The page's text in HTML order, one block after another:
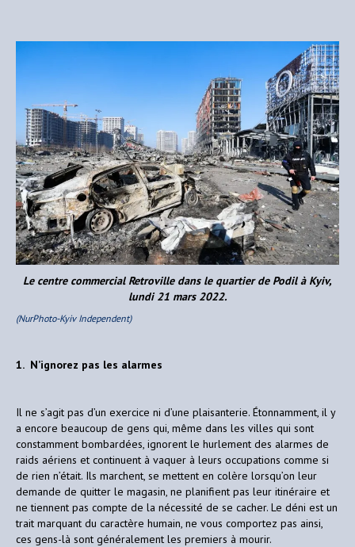
Le centre commercial Retroville dans le quartier de Podil à Kyiv,
lundi 21 mars 2022.
(NurPhoto-Kyiv Independent)
1. N’ignorez pas les alarmes
Il ne s’agit pas d’un exercice ni d’une plaisanterie. Étonnamment, il y
a encore beaucoup de gens qui, même dans les villes qui sont
constamment bombardées, ignorent le hurlement des alarmes de
raids aériens et continuent à vaquer à leurs occupations comme si
de rien n’était. Ils marchent, se mettent en colère lorsqu’on leur
demande de quitter le magasin, ne planifient pas leur itinéraire et
ne tiennent pas compte de la nécessité de se cacher. Le déni est un
trait marquant du caractère humain, ne vous comportez pas ainsi,
ces gens-là sont généralement les premiers à mourir.